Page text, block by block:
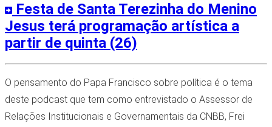
Festa de Santa Terezinha do Menino
Jesus terá programação artística a
partir de quinta (26)
O pensamento do Papa Francisco sobre política é o tema
deste podcast que tem como entrevistado o Assessor de
Relações Institucionais e Governamentais da CNBB, Frei